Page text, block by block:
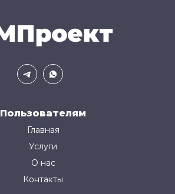
Пользователям
Главная
Услуги
О нас
Контакты